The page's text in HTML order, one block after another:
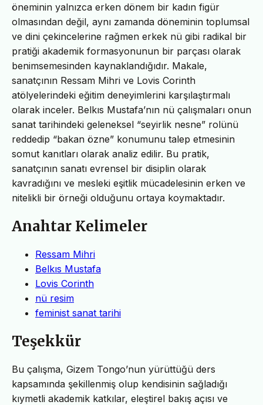
öneminin yalnızca erken dönem bir kadın figür
olmasından değil, aynı zamanda döneminin toplumsal
ve dini çekincelerine rağmen erkek nü gibi radikal bir
pratiği akademik formasyonunun bir parçası olarak
benimsemesinden kaynaklandığıdır. Makale,
sanatçının Ressam Mihri ve Lovis Corinth
atölyelerindeki eğitim deneyimlerini karşılaştırmalı
olarak inceler. Belkıs Mustafa’nın nü çalışmaları onun
sanat tarihindeki geleneksel “seyirlik nesne” rolünü
reddedip “bakan özne” konumunu talep etmesinin
somut kanıtları olarak analiz edilir. Bu pratik,
sanatçının sanatı evrensel bir disiplin olarak
kavradığını ve mesleki eşitlik mücadelesinin erken ve
nitelikli bir örneği olduğunu ortaya koymaktadır.
Anahtar Kelimeler
Ressam Mihri
Belkıs Mustafa
Lovis Corinth
nü resim
feminist sanat tarihi
Teşekkür
Bu çalışma, Gizem Tongo’nun yürüttüğü ders
kapsamında şekillenmiş olup kendisinin sağladığı
kıymetli akademik katkılar, eleştirel bakış açısı ve